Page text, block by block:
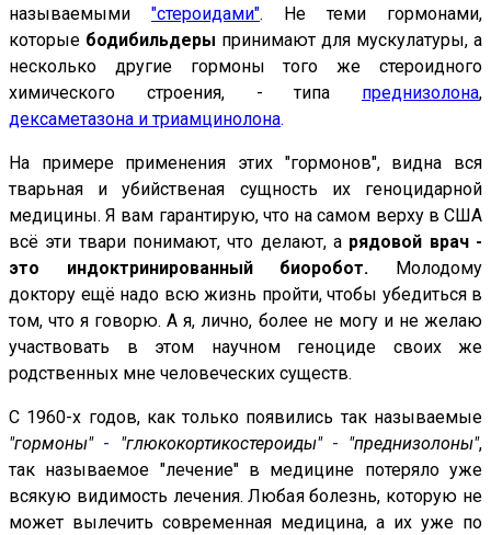
называемыми "стероидами". Не теми гормонами,
которые бодибильдеры принимают для мускулатуры, а
несколько другие гормоны того же стероидного
химического строения, - типа преднизолона,
дексаметазона и триамцинолона.
На примере применения этих "гормонов", видна вся
тварьная и убийственая сущность их геноцидарной
медицины. Я вам гарантирую, что на самом верху в США
всё эти твари понимают, что делают, а рядовой врач -
это индоктринированный биоробот.
Молодому
доктору ещё надо всю жизнь пройти, чтобы убедиться в
том, что я говорю. А я, лично, более не могу и не желаю
участвовать в этом научном геноциде своих же
родственных мне человеческих существ.
С 1960-х годов, как только появились так называемые
"гормоны"- "глюкокортикостероиды"- "преднизолоны",
так называемое "лечение" в медицине потеряло уже
всякую видимость лечения. Любая болезнь, которую не
может вылечить современная медицина, а их уже по